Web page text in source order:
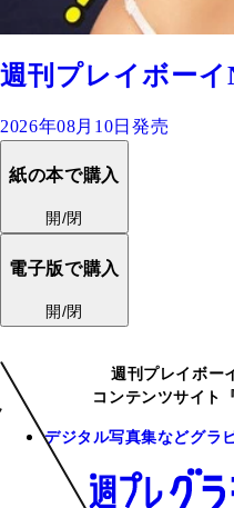
週刊プレイボーイ
2026年08月10日発売
紙の本で購入
開/閉
電子版で購入
開/閉
週刊プレイボー
コンテンツサイト
デジタル写真集などグラ